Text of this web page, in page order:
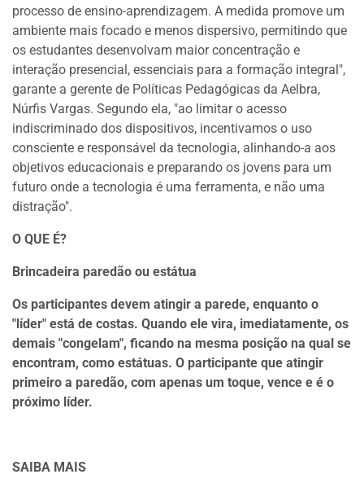
processo de ensino-aprendizagem. A medida promove um
ambiente mais focado e menos dispersivo, permitindo que
os estudantes desenvolvam maior concentração e
interação presencial, essenciais para a formação integral",
garante a gerente de Políticas Pedagógicas da Aelbra,
Núrfis Vargas. Segundo ela, "ao limitar o acesso
indiscriminado dos dispositivos, incentivamos o uso
consciente e responsável da tecnologia, alinhando-a aos
objetivos educacionais e preparando os jovens para um
futuro onde a tecnologia é uma ferramenta, e não uma
distração".
O QUE É?
Brincadeira paredão ou estátua
Os participantes devem atingir a parede, enquanto o
"líder" está de costas. Quando ele vira, imediatamente, os
demais "congelam", ficando na mesma posição na qual se
encontram, como estátuas. O participante que atingir
primeiro a paredão, com apenas um toque, vence e é o
próximo líder.
SAIBA MAIS